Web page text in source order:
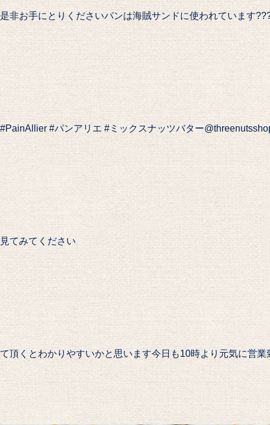
是非お手にとりください️パンは海賊サンドに使われています
#PainAllier #パンアリエ #ミックスナッツバター
見てみてください
て頂くとわかりやすいかと思います️今日も10時より元気に営